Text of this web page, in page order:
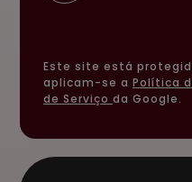
Este site está
aplicam-se a Política
de Serviço da Google.